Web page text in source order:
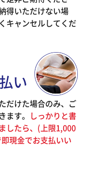
得いただけない場
キャンセルしてくだ
い
だけた場合のみ、ご
ます。 しっかりと書
したら、(上限1,000
現金でお支払いい